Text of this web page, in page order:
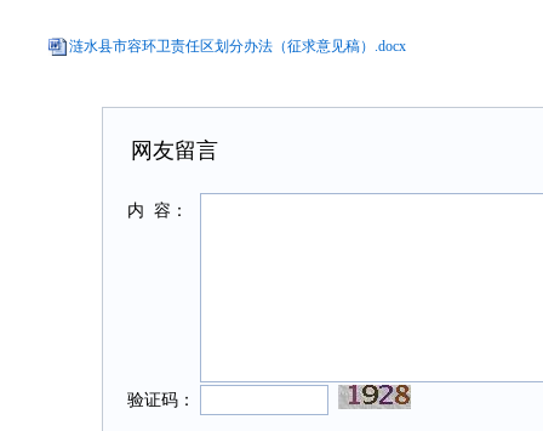
涟水县市容环卫责任区划分办法（征求意见稿）.docx